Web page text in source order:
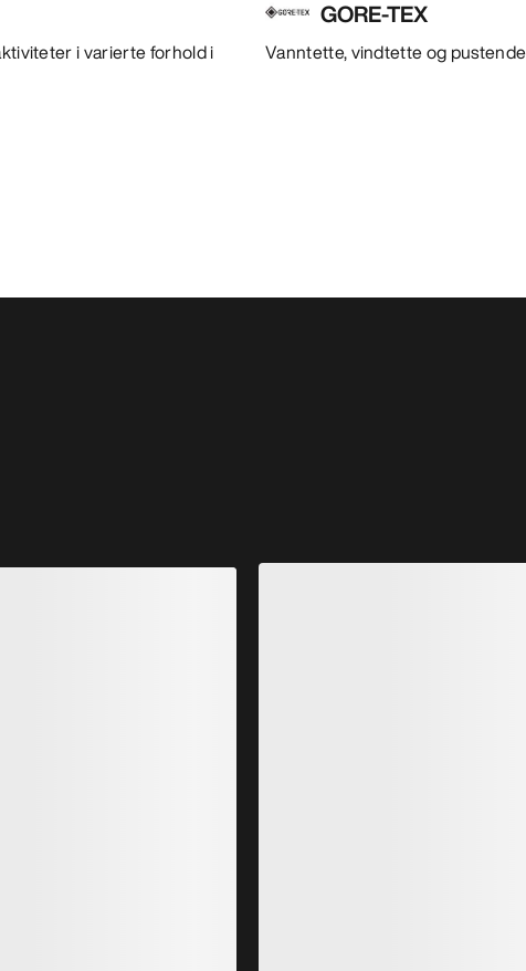
i varierte forhold i
GORE-TEX
Vanntette, vindtette og